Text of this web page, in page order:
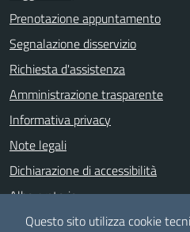
Prenotazione appuntamento
Segnalazione disservizio
Richiesta d'assistenza
Amministrazione trasparente
Informativa privacy
Note legali
Dichiarazione di accessibilità
Albo pretorio
Meccanismo di feedback
Questo sito utilizza cookie